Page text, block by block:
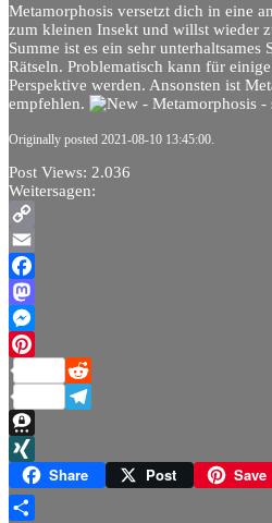
Metamorphosis versetzt dich in eine
zum kleinen Insekt und willst wieder
Summe ist es ein sehr
Rätseln. Problematisch kann für
Perspektive werden. Ansonsten ist
empfehlen.
Originally posted 2021-08-10 13:45:00.
Post Views: 2.036
Weitersagen:
Copy
Link
Email
Facebook
Mastodon
Messenger
Pinterest
Reddit
Telegram
Threema
XINGShare Post Save